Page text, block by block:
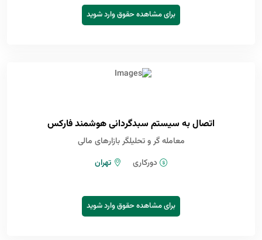
برای مشاهده حقوق وارد شوید
اتصال به سیستم سبدگردانی هوشمند فارکس
معامله گر و تحلیلگر بازارهای مالی
دورکاری
تهران
برای مشاهده حقوق وارد شوید